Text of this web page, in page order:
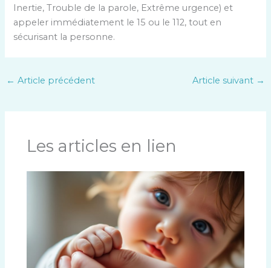
Inertie, Trouble de la parole, Extrême urgence) et
appeler immédiatement le 15 ou le 112, tout en
sécurisant la personne.
← Article précédent Article suivant →
Les articles en lien